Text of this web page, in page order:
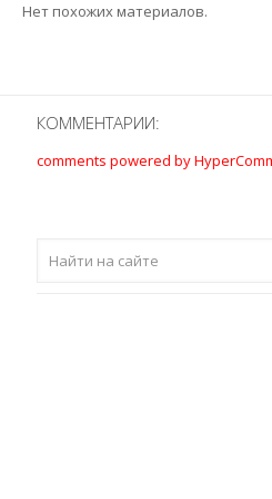
Нет похожих материалов.
КОММЕНТАРИИ:
comments powered by